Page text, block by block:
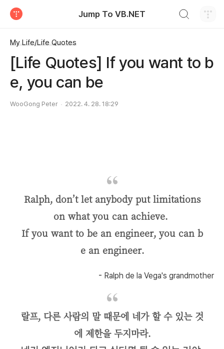
Jump To VB.NET
My Life/Life Quotes
[Life Quotes] If you want to b
e, you can be
WooGong Peter 2022. 4. 28. 18:29
Ralph, don’t let anybody put limitations
on what you can achieve.
If you want to be an engineer, you can b
e an engineer.
- Ralph de la Vega's grandmother
랄프, 다른 사람의 말 때문에 네가 할 수 있는 것
에 제한을 두지마라.